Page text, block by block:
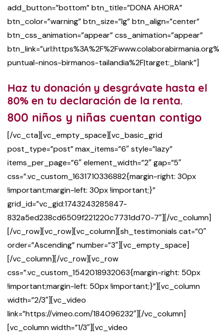
add_button=”bottom” btn_title=”DONA AHORA”
btn_color=”warning” btn_size=”lg” btn_align=”center”
btn_css_animation=”appear” css_animation=”appear”
puntual-ninos-birmanos-tailandia%2F|target:_blank”]
Haz tu donación y desgrávate hasta el
80% en tu declaración de la renta.
800 niños y niñas cuentan contigo
[/vc_cta][vc_empty_space][vc_basic_grid
post_type=”post” max_items=”6″ style=”lazy”
items_per_page=”6″ element_width=”2″ gap=”5″
css=”.vc_custom_1631710336882{margin-right: 30px
!important;margin-left: 30px !important;}”
grid_id=”vc_gid:1743243285847-
832a5ed238cd6509f221220c7731dd70-7″][/vc_column]
[/vc_row][vc_row][vc_column][sh_testimonials cat=”0″
order=”Ascending” number=”3″][vc_empty_space]
[/vc_column][/vc_row][vc_row
css=”.vc_custom_1542018932063{margin-right: 50px
!important;margin-left: 50px !important;}”][vc_column
width=”2/3″][vc_video
link=”https://vimeo.com/184096232″][/vc_column]
[vc_column width=”1/3″][vc_video